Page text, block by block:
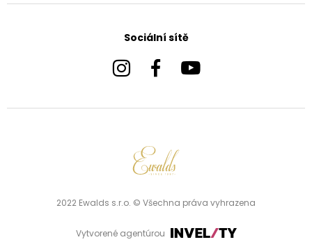
Sociální sítě
2022 Ewalds s.r.o. © Všechna práva vyhrazena
Vytvorené agentúrou